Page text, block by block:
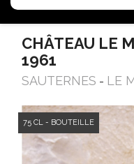
CHÂTEAU LE
1961
SAUTERNES - LE
75 CL - BOUTEILLE